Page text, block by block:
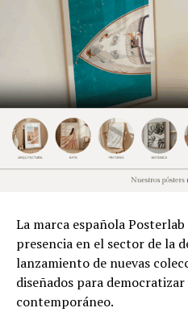
La marca española
presencia en el sector de la
lanzamiento de nuevas
diseñados para
contemporáneo.